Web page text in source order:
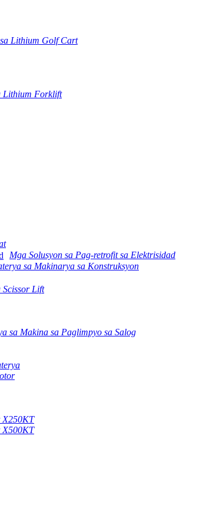
Lithium Golf Cart
Lithium Forklift
Mga Solusyon sa Pag-retrofit sa Elektrisidad
sa Makinarya sa Konstruksyon
Scissor Lift
sa Makina sa Paglimpyo sa Salog
X250KT
X500KT